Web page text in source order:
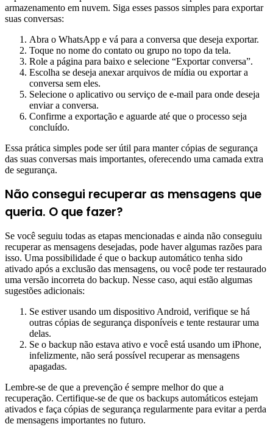
armazenamento em nuvem. Siga esses passos simples para exportar
suas conversas:
Abra o WhatsApp e vá para a conversa que deseja exportar.
Toque no nome do contato ou grupo no topo da tela.
Role a página para baixo e selecione “Exportar conversa”.
Escolha se deseja anexar arquivos de mídia ou exportar a
conversa sem eles.
Selecione o aplicativo ou serviço de e-mail para onde deseja
enviar a conversa.
Confirme a exportação e aguarde até que o processo seja
concluído.
Essa prática simples pode ser útil para manter cópias de segurança
das suas conversas mais importantes, oferecendo uma camada extra
de segurança.
Não consegui recuperar as mensagens que
queria. O que fazer?
Se você seguiu todas as etapas mencionadas e ainda não conseguiu
recuperar as mensagens desejadas, pode haver algumas razões para
isso. Uma possibilidade é que o backup automático tenha sido
ativado após a exclusão das mensagens, ou você pode ter restaurado
uma versão incorreta do backup. Nesse caso, aqui estão algumas
sugestões adicionais:
Se estiver usando um dispositivo Android, verifique se há
outras cópias de segurança disponíveis e tente restaurar uma
delas.
Se o backup não estava ativo e você está usando um iPhone,
infelizmente, não será possível recuperar as mensagens
apagadas.
Lembre-se de que a prevenção é sempre melhor do que a
recuperação. Certifique-se de que os backups automáticos estejam
ativados e faça cópias de segurança regularmente para evitar a perda
de mensagens importantes no futuro.